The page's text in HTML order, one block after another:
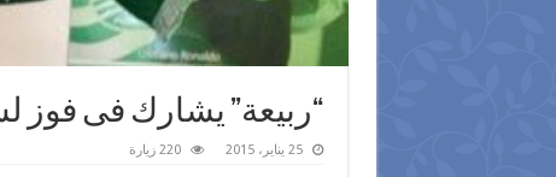
“ربيعة” يشارك فى فوز
25 يناير، 2015 220 زيارة